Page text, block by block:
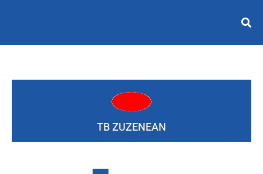
TB ZUZENEAN